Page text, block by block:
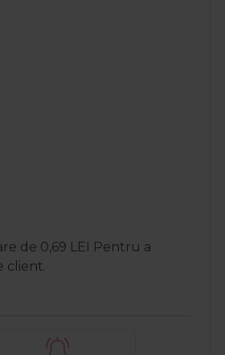
de 0,69 LEI Pentru a
client.